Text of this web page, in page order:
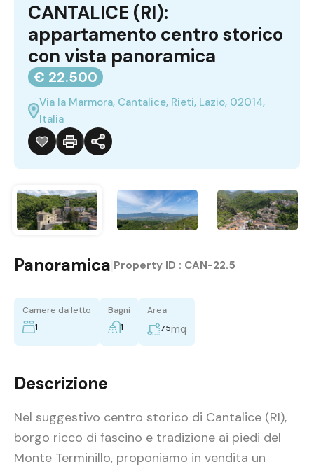
CANTALICE (RI):
appartamento centro storico
con vista panoramica
€ 22.500
Via la Marmora, Cantalice, Rieti, Lazio, 02014,
Italia
Panoramica Property ID : CAN-22.5
Camere da letto
1
Bagni
1
Area
75mq
Descrizione
Nel suggestivo centro storico di Cantalice (RI),
borgo ricco di fascino e tradizione ai piedi del
Monte Terminillo, proponiamo in vendita un